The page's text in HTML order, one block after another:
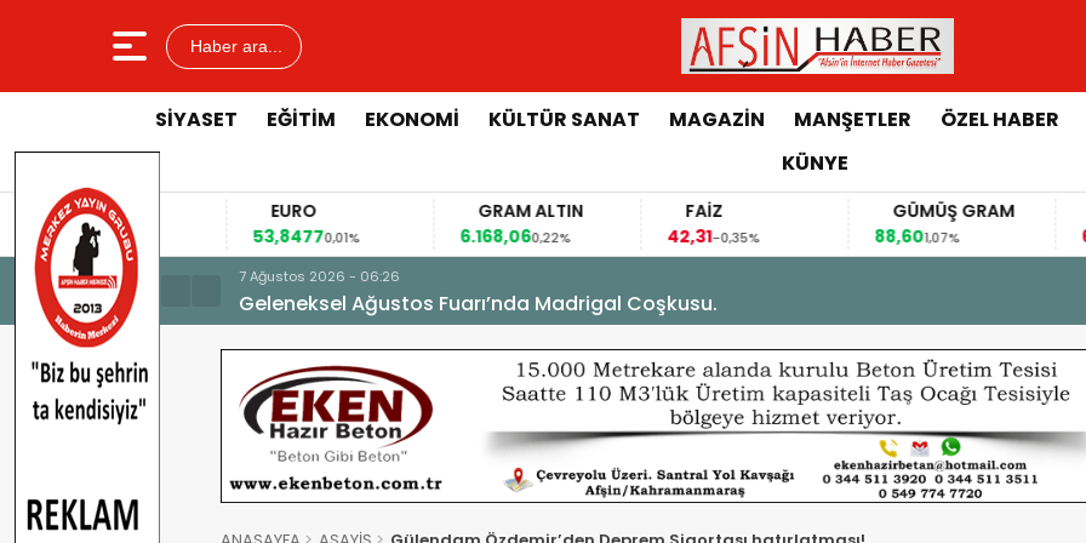
Haber ara...
SİYASET EĞİTİM EKONOMİ KÜLTÜR SANAT MAGAZİN MANŞETLER ÖZEL HABER
KÜNYE
BIST 100
13.943,87
47,3391
EURO
53,8477
6.168,06
FAİZ
42,31
6 Ağustos 2026 - 16:25
Büyükşehirden Gerçeği Aratmayan Yangın ve Kurtarma Tatbikatı.